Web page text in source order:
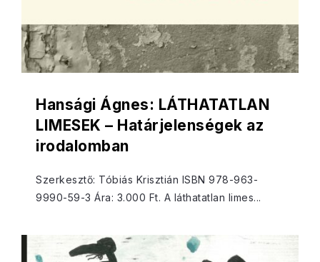
Hansági Ágnes: LÁTHATATLAN
LIMESEK – Határjelenségek az
irodalomban
Szerkesztő: Tóbiás Krisztián ISBN 978-963-
9990-59-3 Ára: 3.000 Ft. A láthatatlan limes...